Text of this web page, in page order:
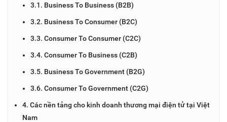
3.1. Business To Business (B2B)
3.2. Business To Consumer (B2C)
3.3. Consumer To Consumer (C2C)
3.4. Consumer To Business (C2B)
3.5. Business To Government (B2G)
3.6. Consumer To Government (C2G)
4. Các nền tảng cho kinh doanh thương mại điện tử tại Việt
Nam